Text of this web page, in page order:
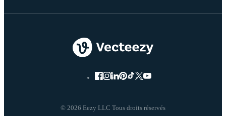
© 2026 Eezy LLC Tous droits réservés